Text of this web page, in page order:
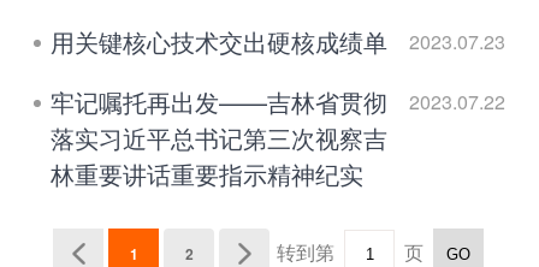
用关键核心技术交出硬核成绩单 2023.07.23
牢记嘱托再出发——吉林省贯彻
落实习近平总书记第三次视察吉
林重要讲话重要指示精神纪实
2023.07.22
1 2 转到第 页